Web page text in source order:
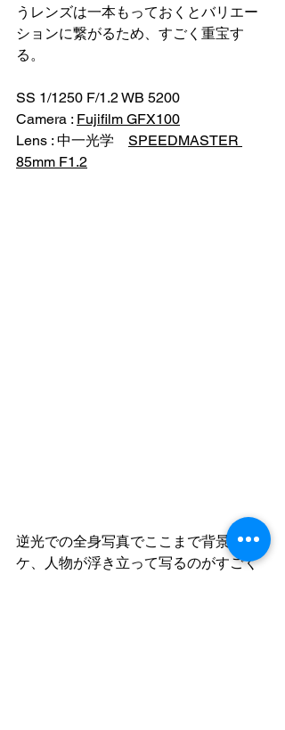
うレンズは一本もっておくとバリエー
ションに繋がるため、すごく重宝す
る。
SS 1/1250 F/1.2 WB 5200
Camera : Fujifilm GFX100
Lens : 中一光学 SPEEDMASTER
85mm F1.2
逆光での全身写真でここまで背景がボ
ケ、人物が浮き立って写るのがすごく